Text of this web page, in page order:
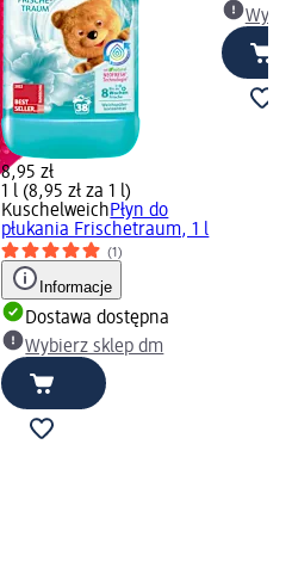
8,95 zł
1 l (8,95 zł za 1 l)
KuschelweichPłyn do
płukania Frischetraum, 1 l
(1)
Informacje
Dostawa dostępna
Wybierz sklep dm